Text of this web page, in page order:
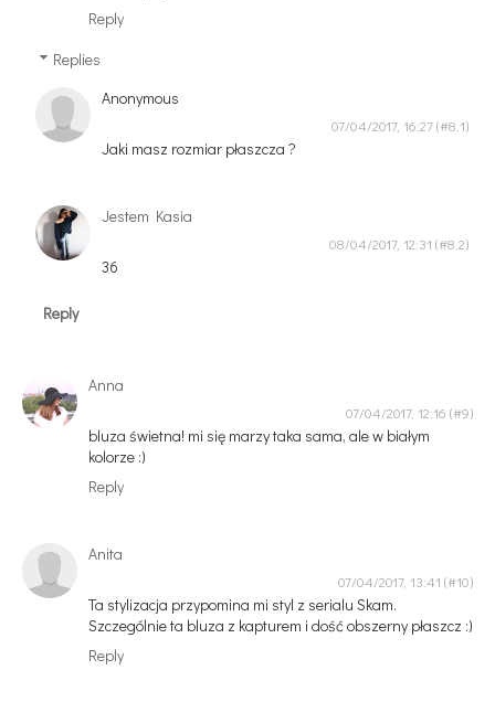
Reply
Replies
Anonymous
07/04/2017, 16:27
Jaki masz rozmiar płaszcza ?
Jestem Kasia
08/04/2017, 12:31
36
Reply
Anna
07/04/2017, 12:16
bluza świetna! mi się marzy taka sama, ale w białym
kolorze :)
Reply
Anita
07/04/2017, 13:41
Ta stylizacja przypomina mi styl z serialu Skam.
Szczególnie ta bluza z kapturem i dość obszerny płaszcz :)
Reply